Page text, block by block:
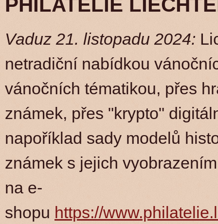
PHILATELIE
Vaduz 21. listopadu 2024:
netradiční nabídkou
vánočních tématikou, přes
známek, přes "krypto"
napoříklad sady modelů
známek s jejich
na e-
shopu https://